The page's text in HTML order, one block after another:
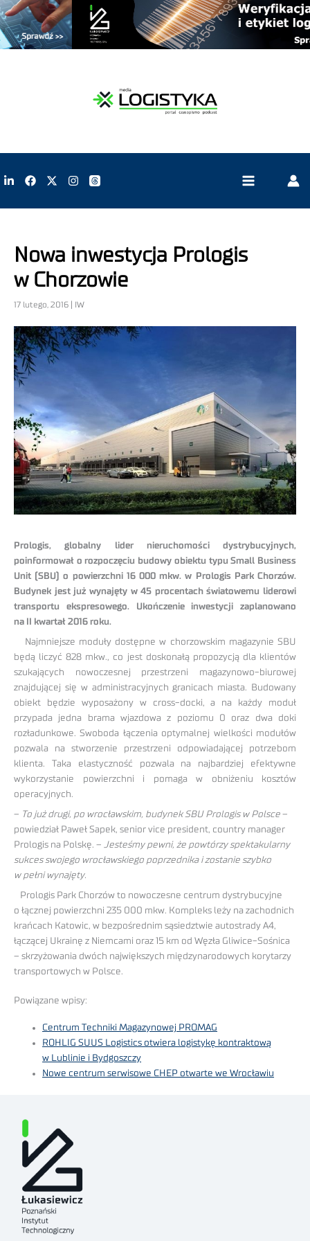
Nowa inwestycja Prologis
w Chorzowie
17 lutego, 2016 | IW
Prologis, globalny lider nieruchomości dystrybucyjnych,
poinformował o rozpoczęciu budowy obiektu typu Small Business
Unit (SBU) o powierzchni 16 000 mkw. w Prologis Park Chorzów.
Budynek jest już wynajęty w 45 procentach światowemu liderowi
transportu ekspresowego. Ukończenie inwestycji zaplanowano
na II kwartał 2016 roku.
Najmniejsze moduły dostępne w chorzowskim magazynie SBU
będą liczyć 828 mkw., co jest doskonałą propozycją dla klientów
szukających nowoczesnej przestrzeni magazynowo-biurowej
znajdującej się w administracyjnych granicach miasta. Budowany
obiekt będzie wyposażony w cross-docki, a na każdy moduł
przypada jedna brama wjazdowa z poziomu 0 oraz dwa doki
rozładunkowe. Swoboda łączenia optymalnej wielkości modułów
pozwala na stworzenie przestrzeni odpowiadającej potrzebom
klienta. Taka elastyczność pozwala na najbardziej efektywne
wykorzystanie powierzchni i pomaga w obniżeniu kosztów
operacyjnych.
– To już drugi, po wrocławskim, budynek SBU Prologis w Polsce –
powiedział Paweł Sapek, senior vice president, country manager
Prologis na Polskę. – Jesteśmy pewni, że powtórzy spektakularny
sukces swojego wrocławskiego poprzednika i zostanie szybko
w pełni wynajęty.
Prologis Park Chorzów to nowoczesne centrum dystrybucyjne
o łącznej powierzchni 235 000 mkw. Kompleks leży na zachodnich
krańcach Katowic, w bezpośrednim sąsiedztwie autostrady A4,
łączącej Ukrainę z Niemcami oraz 15 km od Węzła Gliwice-Sośnica
– skrzyżowania dwóch największych międzynarodowych korytarzy
transportowych w Polsce.
Powiązane wpisy:
Centrum Techniki Magazynowej PROMAG
ROHLIG SUUS Logistics otwiera logistykę kontraktową
w Lublinie i Bydgoszczy
Nowe centrum serwisowe CHEP otwarte we Wrocławiu